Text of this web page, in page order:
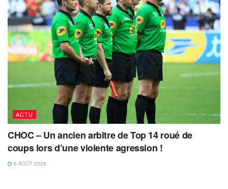
ACTU
CHOC – Un ancien arbitre de Top 14 roué de
coups lors d’une violente agression !
6 AOÛT 2026